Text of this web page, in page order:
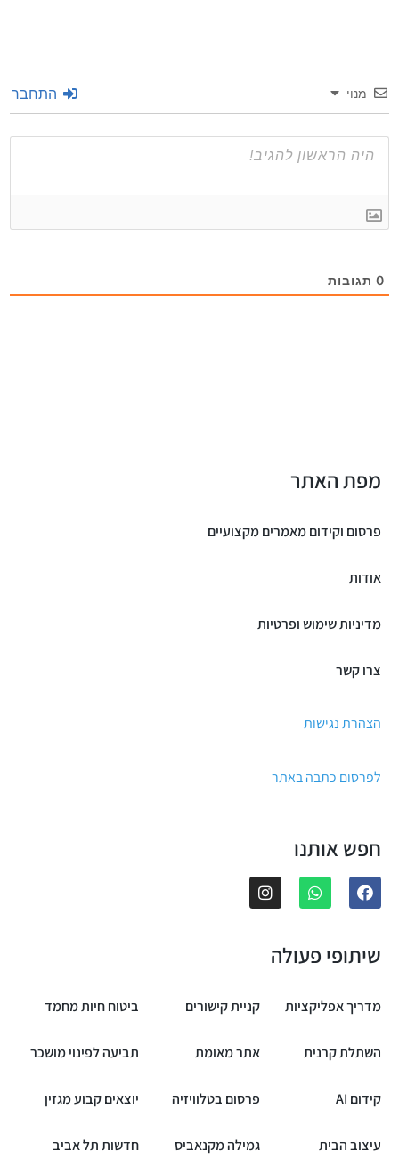
מנוי התחבר
תגובות
מפת האתר
פרסום וקידום מאמרים מקצועיים
אודות
מדיניות שימוש ופרטיות
צרו קשר
הצהרת נגישות
לפרסום כתבה באתר
חפש אותנו
שיתופי פעולה
מדריך אפליקציות קניית קישורים ביטוח חיות מחמד
השתלת קרנית אתר מאומת תביעה לפינוי מושכר
קידום AI פרסום בטלוויזיה יוצאים קבוע מגזין
עיצוב הבית גמילה מקנאביס חדשות תל אביב